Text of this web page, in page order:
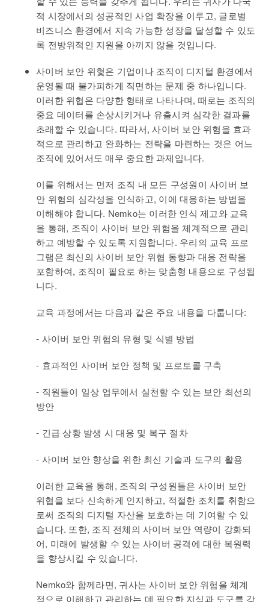
적 시장에서의 성공적인 사업 확장을 이루고, 글로벌
비즈니스 환경에서 지속 가능한 성장을 달성할 수 있도
록 전방위적인 지원을 아끼지 않을 것입니다.
사이버 보안 위혗은 기업이나 조직이 디지털 환경에서
운영될 때 불가피하게 직면하는 문제 중 하나입니다.
이러한 위협은 다양한 형태로 나타나며, 때로는 조직의
중요 데이터를 손상시키거나 유출시켜 심각한 결과를
초래할 수 있습니다. 따라서, 사이버 보안 위험을 효과
적으로 관리하고 완화하는 전략을 마련하는 것은 어느
조직에 있어서도 매우 중요한 과제입니다.
이를 위해서는 먼저 조직 내 모든 구성원이 사이버 보
안 위험의 심각성을 인식하고, 이에 대응하는 방법을
이해해야 합니다. Nemko는 이러한 인식 제고와 교육
을 통해, 조직이 사이버 보안 위험을 체계적으로 관리
하고 예방할 수 있도록 지원합니다. 우리의 교육 프로
그램은 최신의 사이버 보안 위협 동향과 대응 전략을
포함하여, 조직이 필요로 하는 맞춤형 내용으로 구성됩
니다.
교육 과정에서는 다음과 같은 주요 내용을 다룹니다:
- 사이버 보안 위험의 유형 및 식별 방법
- 효과적인 사이버 보안 정책 및 프로토콜 구축
- 직원들이 일상 업무에서 실천할 수 있는 보안 최선의
방안
- 긴급 상황 발생 시 대응 및 복구 절차
- 사이버 보안 향상을 위한 최신 기술과 도구의 활용
이러한 교육을 통해, 조직의 구성원들은 사이버 보안
위협을 보다 신속하게 인지하고, 적절한 조치를 취함으
로써 조직의 디지털 자산을 보호하는 데 기여할 수 있
습니다. 또한, 조직 전체의 사이버 보안 역량이 강화되
어, 미래에 발생할 수 있는 사이버 공격에 대한 복원력
을 향상시킬 수 있습니다.
Nemko와 함께라면, 귀사는 사이버 보안 위험을 체계
적으로 이해하고 관리하는 데 필요한 지식과 도구를 갖